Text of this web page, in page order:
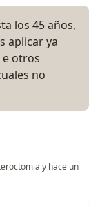
los 45 años,
aplicar ya
e otros
no
y hace un